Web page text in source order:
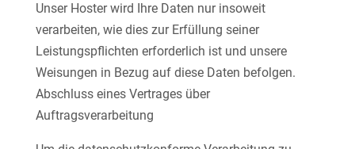
Unser Hoster wird Ihre Daten nur insoweit
verarbeiten, wie dies zur Erfüllung seiner
Leistungspflichten erforderlich ist und unsere
Weisungen in Bezug auf diese Daten befolgen.
Abschluss eines Vertrages über
Auftragsverarbeitung